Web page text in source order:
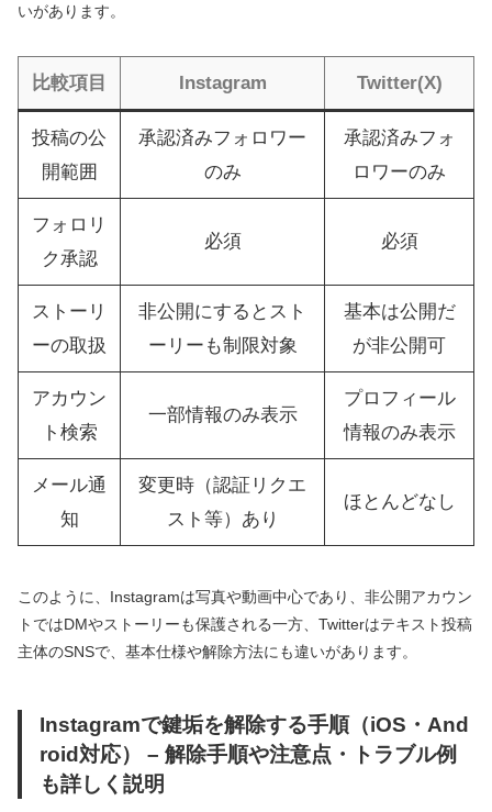
いがあります。
比較項目 Instagram Twitter(X)
投稿の公
開範囲
承認済みフォロワー
のみ
承認済みフォ
ロワーのみ
フォロリ
ク承認
必須 必須
ストーリ
ーの取扱
非公開にするとスト
ーリーも制限対象
基本は公開だ
が非公開可
アカウン
ト検索
一部情報のみ表示
プロフィール
情報のみ表示
メール通
知
変更時（認証リクエ
スト等）あり
ほとんどなし
このように、Instagramは写真や動画中心であり、非公開アカウン
トではDMやストーリーも保護される一方、Twitterはテキスト投稿
主体のSNSで、基本仕様や解除方法にも違いがあります。
Instagramで鍵垢を解除する手順（iOS・And
roid対応） – 解除手順や注意点・トラブル例
も詳しく説明